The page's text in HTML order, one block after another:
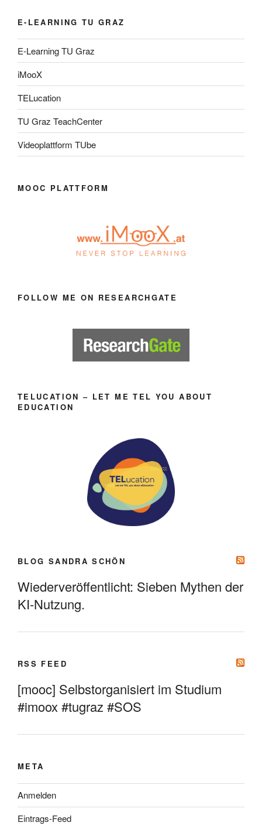
E-LEARNING TU GRAZ
E-Learning TU Graz
iMooX
TELucation
TU Graz TeachCenter
Videoplattform TUbe
MOOC PLATTFORM
FOLLOW ME ON RESEARCHGATE
TELUCATION – LET ME TEL YOU ABOUT
EDUCATION
BLOG SANDRA SCHÖN
Wiederveröffentlicht: Sieben Mythen der
KI-Nutzung.
RSS FEED
[mooc] Selbstorganisiert im Studium
#imoox #tugraz #SOS
META
Anmelden
Eintrags-Feed